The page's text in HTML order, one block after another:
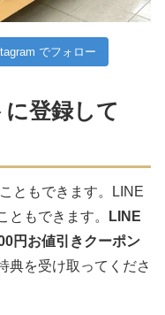
でフォロー
登録して
ともできます。LINE
ともできます。
LINE
円お値引きクーポン
典を受け取ってくださ